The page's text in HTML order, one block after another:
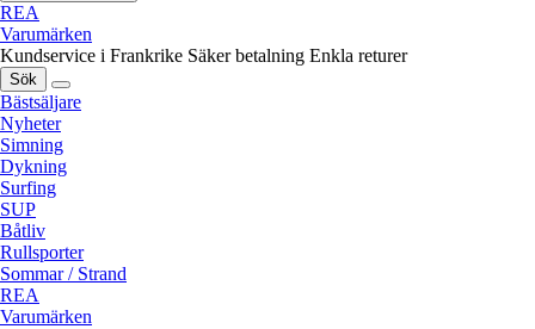
REA
Varumärken
Kundservice i Frankrike Säker betalning Enkla returer
Sök
Bästsäljare
Nyheter
Simning
Dykning
Surfing
SUP
Båtliv
Rullsporter
Sommar / Strand
REA
Varumärken